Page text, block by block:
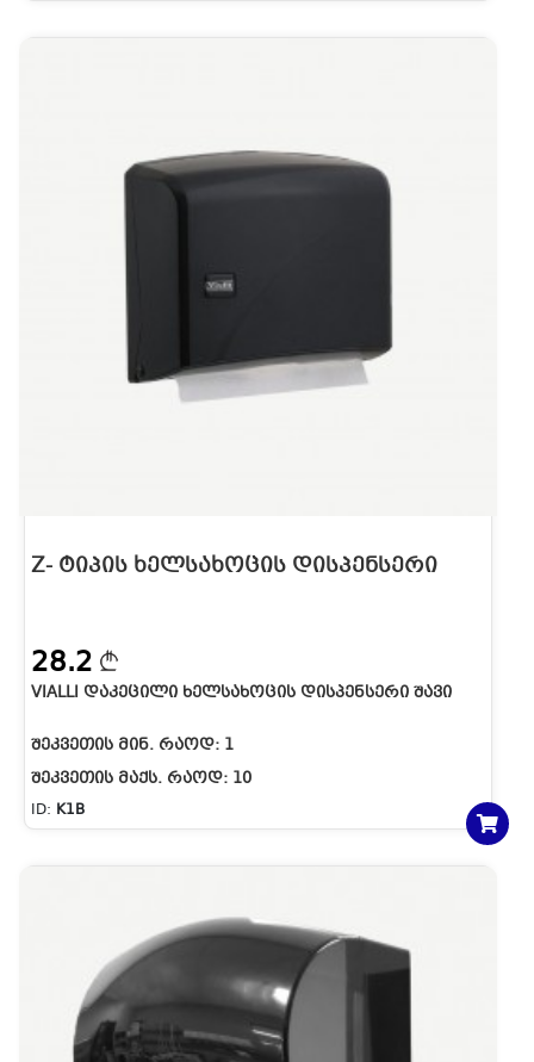
Z- ᲢᲘᲞᲘᲡ ᲮᲔᲚᲡᲐᲮᲝᲪᲘᲡ ᲓᲘᲡᲞᲔᲜᲡᲔᲠᲘ
28.2
VIALLI ᲓᲐᲙᲔᲪᲘᲚᲘ ᲮᲔᲚᲡᲐᲮᲝᲪᲘᲡ ᲓᲘᲡᲞᲔᲜᲡᲔᲠᲘ ᲨᲐᲕᲘ
ᲨᲔᲙᲕᲔᲗᲘᲡ ᲛᲘᲜ. ᲠᲐᲝᲓ: 1
ᲨᲔᲙᲕᲔᲗᲘᲡ ᲛᲐᲥᲡ. ᲠᲐᲝᲓ: 10
ID: K1B